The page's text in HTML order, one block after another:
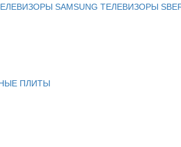
SAMSUNG ТЕЛЕВИЗОРЫ
ПЛИТЫ